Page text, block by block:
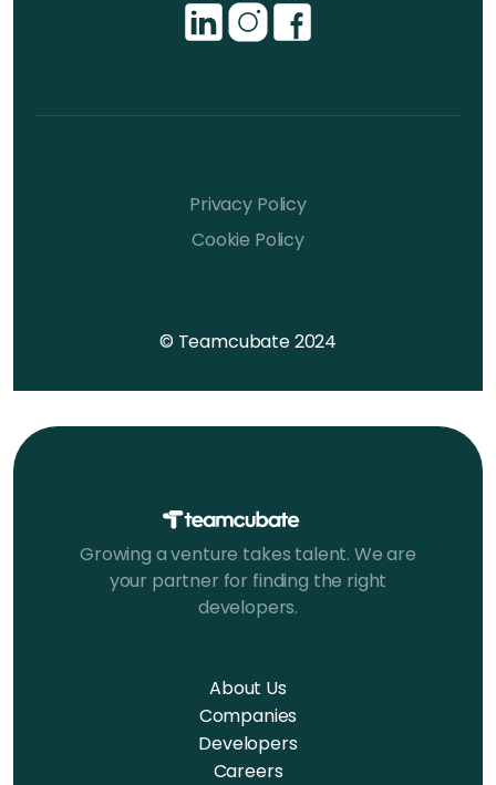
© Teamcubate 2024
Privacy Policy
Cookie Policy
Growing a venture takes talent. We are
your partner for finding the right
developers.
About Us
Companies
Developers
Careers